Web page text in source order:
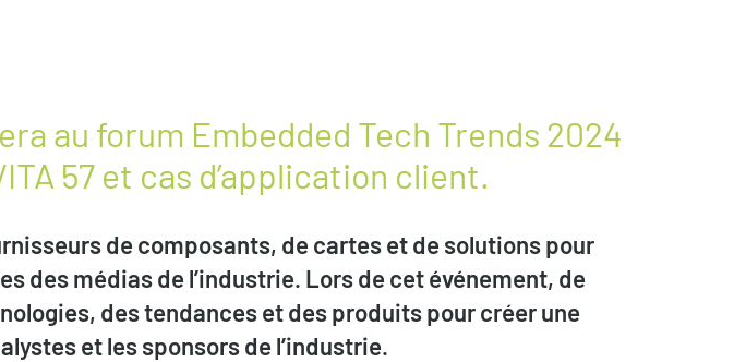
au forum Embedded Tech Trends 2024
57 et cas d’application client.
de composants, de cartes et de solutions pour
des médias de l’industrie. Lors de cet événement, de
des tendances et des produits pour créer une
et les sponsors de l’industrie.